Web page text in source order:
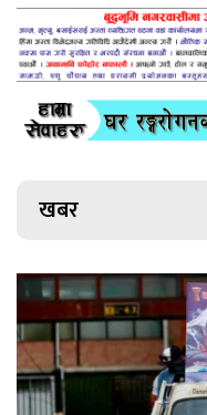
खबर